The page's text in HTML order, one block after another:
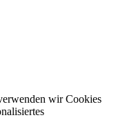
wir Cookies